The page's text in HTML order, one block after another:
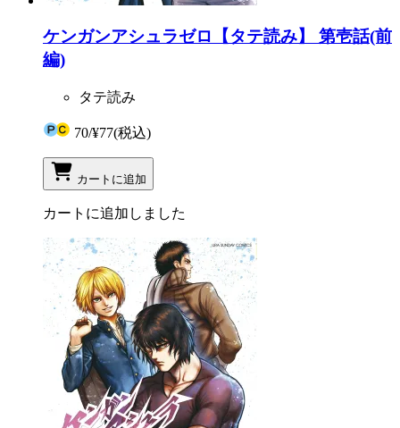
ケンガンアシュラゼロ【タテ読み】 第壱話(前
編)
タテ読み
70/¥77(税込)
カートに追加
カートに追加しました